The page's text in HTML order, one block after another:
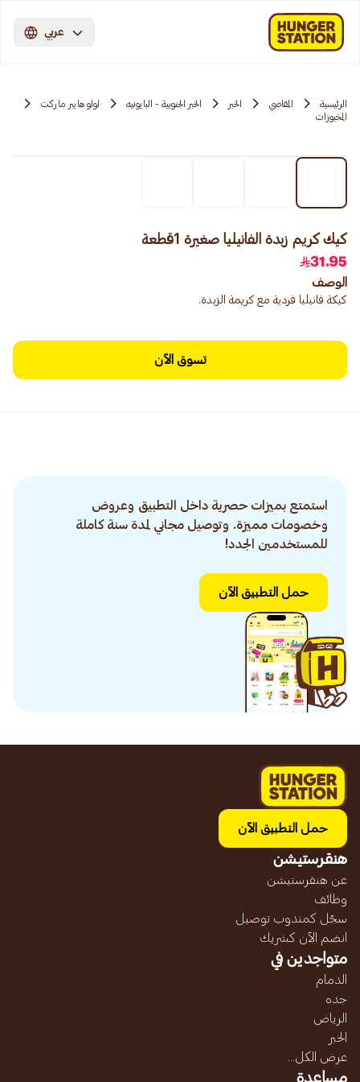
عربي
الرئيسية المقاضي الخبر الخبر الجنوبية - البايونيه
لولو هايبر ماركت
المخبوزات
كيك كريم زبدة الفانيليا صغيرة 1قطعة
31.95
الوصف
كيكة فانيليا فردية مع كريمة الزبدة.
تسوق الآن
استمتع بميزات حصرية داخل التطبيق وعروض
وخصومات مميزة. وتوصيل مجاني لمدة سنة كاملة
للمستخدمين الجدد!
حمل التطبيق الآن
حمل التطبيق الآن
هنقرستيشن
عن هنقرستيشن
وظائف
سجّل كمندوب توصيل
انضم الآن كشريك
متواجدين في
الدمام
جده
الرياض
الخبر
عرض الكل...
مساعدة